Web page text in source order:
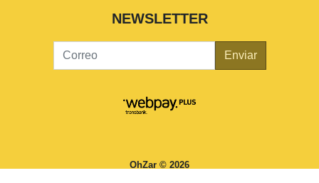
NEWSLETTER
Enviar
OhZar © 2026